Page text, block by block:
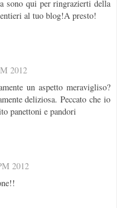
sono qui per ringrazierti della
al tuo blog!A presto!
2012
un aspetto meravigliso?
deliziosa. Peccato che io
panettoni e pandori
2012